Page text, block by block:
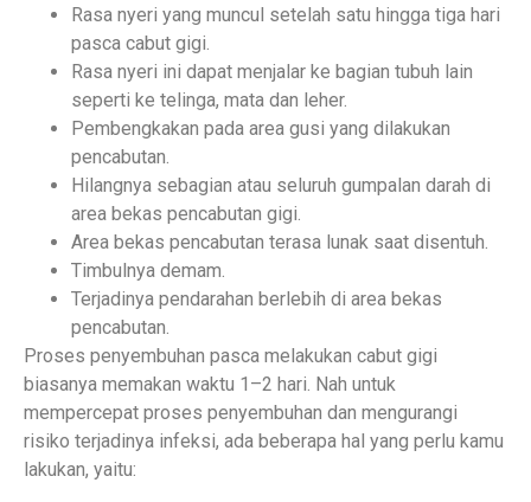
Rasa nyeri yang muncul setelah satu hingga tiga hari
pasca cabut gigi.
Rasa nyeri ini dapat menjalar ke bagian tubuh lain
seperti ke telinga, mata dan leher.
Pembengkakan pada area gusi yang dilakukan
pencabutan.
Hilangnya sebagian atau seluruh gumpalan darah di
area bekas pencabutan gigi.
Area bekas pencabutan terasa lunak saat disentuh.
Timbulnya demam.
Terjadinya pendarahan berlebih di area bekas
pencabutan.
Proses penyembuhan pasca melakukan cabut gigi
biasanya memakan waktu 1–2 hari. Nah untuk
mempercepat proses penyembuhan dan mengurangi
risiko terjadinya infeksi, ada beberapa hal yang perlu kamu
lakukan, yaitu: